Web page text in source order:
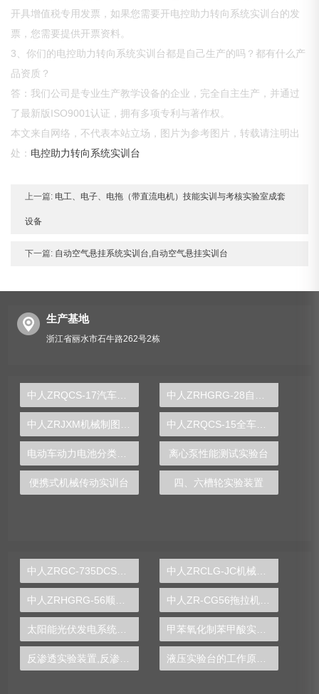
开具增值税专用发票，如果您需要开电控助力转向系统实训台的发
票，您需要提供开票资料。
3、你们的电控助力转向系统实训台都是自己生产的吗？都有什么产
品资质？
答：我们公司是专业生产教学设备的企业，完全自主生产，并通过
了最新版ISO9001认证，拥有多项专利与著作权。
本文来自网络，不代表本站立场，图片为参考图片，转载请注明出
处： 电控助力转向系统实训台
上一篇: 电工、电子、电拖（带直流电机）技能实训与考核实验室成套
设备
下一篇: 自动空气悬挂系统实训台,自动空气悬挂实训台
生产基地
浙江省丽水市石牛路262号2栋
离心泵性能测试实验台
便携式机械传动实训台 四、六槽轮实验装置
中人ZRGC-735DCS分布式过程控制系统实训装置